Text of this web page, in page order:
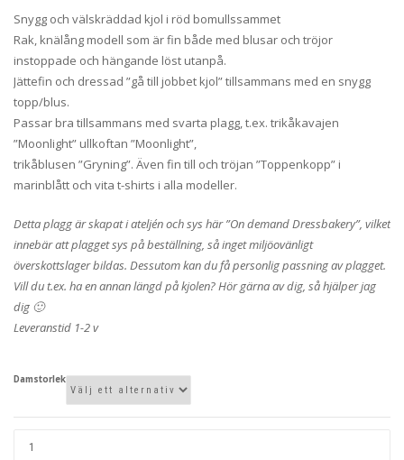
Snygg och välskräddad kjol i röd bomullssammet
Rak, knälång modell som är fin både med blusar och tröjor
instoppade och hängande löst utanpå.
Jättefin och dressad ”gå till jobbet kjol” tillsammans med en snygg
topp/blus.
Passar bra tillsammans med svarta plagg, t.ex. trikåkavajen
”Moonlight” ullkoftan ”Moonlight”,
trikåblusen ”Gryning”. Även fin till och tröjan ”Toppenkopp” i
marinblått och vita t-shirts i alla modeller.
Detta plagg är skapat i ateljén och sys här ”On demand Dressbakery”, vilket
innebär att plagget sys på beställning, så inget miljöovänligt
överskottslager bildas. Dessutom kan du få personlig passning av plagget.
Vill du t.ex. ha en annan längd på kjolen? Hör gärna av dig, så hjälper jag
dig 🙂
Leveranstid 1-2 v
Damstorlek